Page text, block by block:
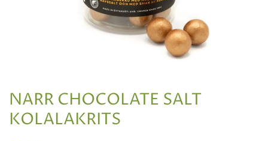
NARR CHOCOLATE SALT
KOLALAKRITS